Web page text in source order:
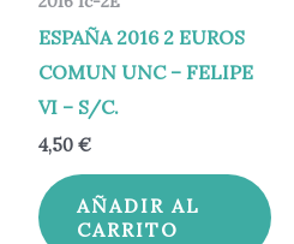
ESPAÑA 2016 2 EUROS
COMUN UNC – FELIPE
VI – S/C.
4,50 €
AÑADIR AL
CARRITO